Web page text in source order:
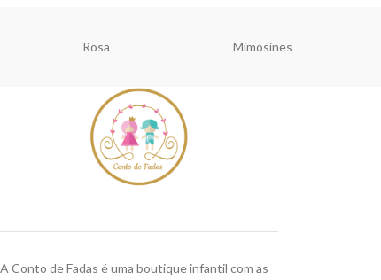
Rosa Mimosines
A Conto de Fadas é uma boutique infantil com as